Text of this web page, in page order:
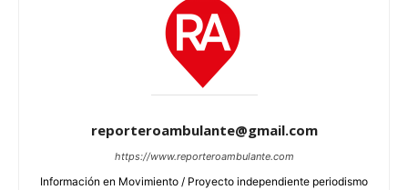
reporteroambulante@gmail.com
https://www.reporteroambulante.com
Información en Movimiento / Proyecto independiente periodismo